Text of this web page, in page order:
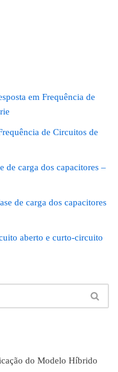
em Frequência de
de Circuitos de
de carga dos capacitores –
de carga dos capacitores
aberto e curto-circuito
do Modelo Híbrido